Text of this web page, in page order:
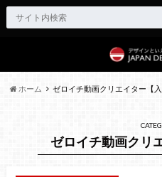
ホーム ゼロイチ動画クリエイター【入
ゼロイチ動画クリ